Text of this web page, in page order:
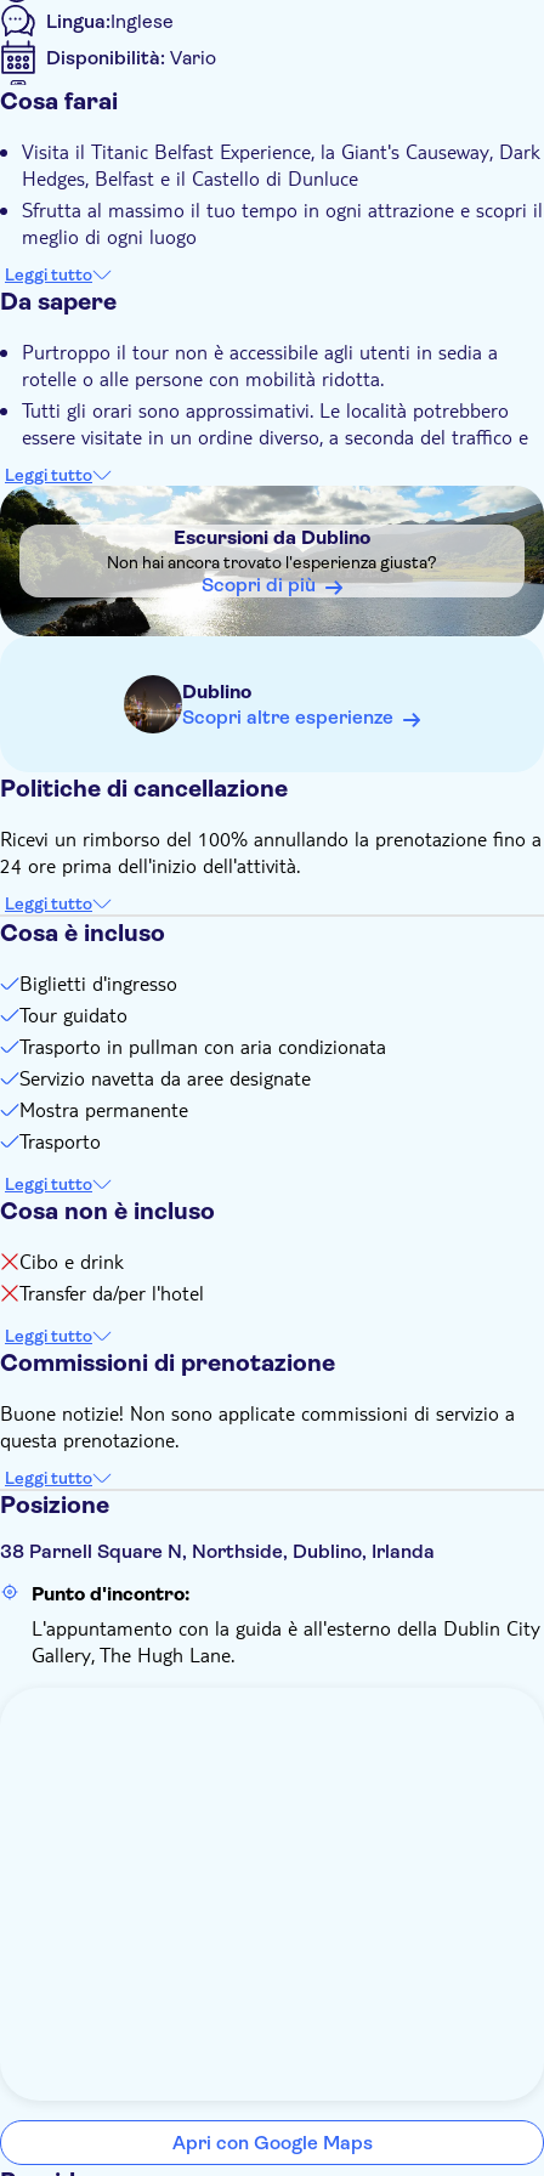
approfondito sulla storia del Titanic, dalla sua concezione, al
fatidico viaggio inaugurale e alla sua avventurosa scoperta sui
fondali del Nord Atlantico.
Prima di tornare a Dublino, potrete trascorrere un po' di
Lingua:Inglese
Disponibilità: Vario
Voucher sul cellulare accettato
Conferma istantanea
Ingresso prioritario
Rivenditore ufficiale
Pasti inclusi
Piccolo gruppo
Subject expert guide
Tour con audioguida
Voucher elettronico
Cosa farai
Visita il Titanic Belfast Experience, la Giant's Causeway, Dark
Hedges, Belfast e il Castello di Dunluce
Sfrutta al massimo il tuo tempo in ogni attrazione e scopri il
meglio di ogni luogo
Innamorati dell'Irlanda del Nord mentre ammiri viste
spettacolari lungo il percorso
Leggi tutto
Da sapere
Purtroppo il tour non è accessibile agli utenti in sedia a
rotelle o alle persone con mobilità ridotta.
Tutti gli orari sono approssimativi. Le località potrebbero
essere visitate in un ordine diverso, a seconda del traffico e
delle condizioni meteorologiche.
Si prega di ricordare che l'Irlanda del Nord utilizza la valuta
Sterlina.
Sebbene non vi sia alcun controllo attivo delle frontiere tra
Irlanda e Irlanda del Nord, è comunque tua responsabilità
assicurarti che tutti i visti e gli altri documenti di viaggio
siano in ordine
meteorologiche, scarpe comode e portare un pranzo al
Leggi tutto
DSA1Escursioni da Dublino
Escursioni da Dublino
Non hai ancora trovato l'esperienza giusta?
Scopri di più
Dublino
Scopri altre esperienze
Politiche di cancellazione
Ricevi un rimborso del 100% annullando la prenotazione fino a
24 ore prima dell'inizio dell'attività.
Leggi tutto
Cosa è incluso
Biglietti d'ingresso
Tour guidato
Trasporto in pullman con aria condizionata
Servizio navetta da aree designate
Mostra permanente
Trasporto
Leggi tutto
Cosa non è incluso
Cibo e drink
Transfer da/per l'hotel
Leggi tutto
Commissioni di prenotazione
Buone notizie! Non sono applicate commissioni di servizio a
questa prenotazione.
Leggi tutto
Posizione
38 Parnell Square N, Northside, Dublino, Irlanda
Punto d'incontro:
L'appuntamento con la guida è all'esterno della Dublin City
Gallery, The Hugh Lane.
Apri con Google Maps